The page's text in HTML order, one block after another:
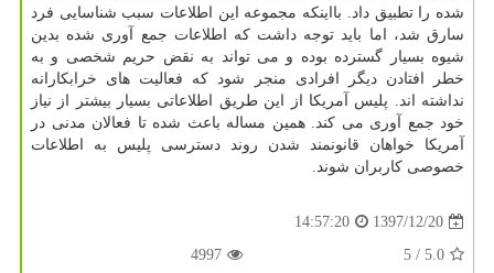
شده را تطبیق داد. بااینكه مجموعه این اطلاعات سبب شناسایی فرد
سارق شد، اما باید توجه داشت كه اطلاعات جمع آوری شده بدین
شیوه بسیار گسترده بوده و می تواند به نقض حریم شخصی و به
خطر افتادن دیگر افرادی منجر شود كه فعالیت های خرابكارانه
نداشته اند. پلیس آمریكا از این طریق اطلاعاتی بسیار بیشتر از نیاز
خود جمع آوری می كند. همین مساله باعث شده تا فعالان مدنی در
آمریكا خواهان قانونمند شدن روند دسترسی پلیس به اطلاعات
خصوصی كاربران شوند.
1397/12/20
14:57:20
5.0
/ 5
4997